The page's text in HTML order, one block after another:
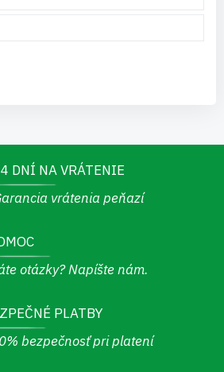
DNÍ NA VRÁTENIE
vrátenia peňazí
otázky? Napíšte nám.
PLATBY
bezpečnosť pri platení